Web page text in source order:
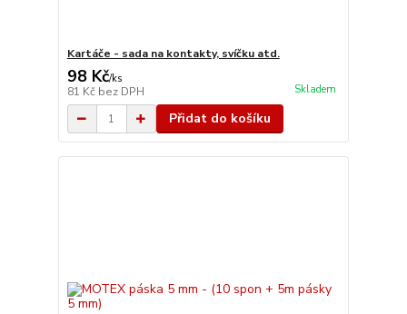
Kartáče - sada na kontakty, svíčku atd.
98 Kč/ks
81 Kč bez DPH Skladem
Přidat do košíku